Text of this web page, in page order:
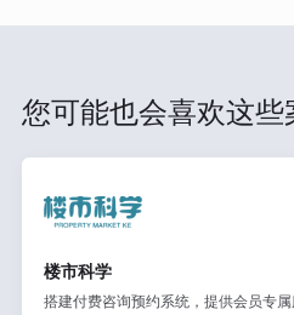
您可能也会喜欢这些
楼市科学
搭建付费咨询预约系统，提供会员专